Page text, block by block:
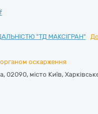
"ТД МАКСІГРАН"
оскарження
02090, місто Київ,